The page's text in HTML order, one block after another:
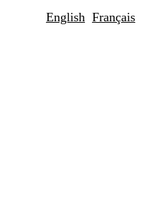
English Français